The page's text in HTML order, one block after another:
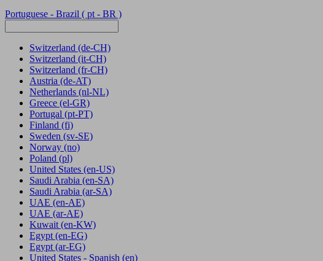
Portuguese - Brazil ( pt - BR )
Switzerland (de-CH)
Switzerland (it-CH)
Switzerland (fr-CH)
Austria (de-AT)
Netherlands (nl-NL)
Greece (el-GR)
Portugal (pt-PT)
Finland (fi)
Sweden (sv-SE)
Norway (no)
Poland (pl)
United States (en-US)
Saudi Arabia (en-SA)
Saudi Arabia (ar-SA)
UAE (en-AE)
UAE (ar-AE)
Kuwait (en-KW)
Egypt (en-EG)
Egypt(ar-EG)
United States - Spanish (en)